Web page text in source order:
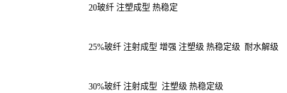
20玻纤 注塑成型 热稳定
25%玻纤 注射成型 增强 注塑级 热稳定级 耐水解级
30%玻纤 注射成型 注塑级 热稳定级